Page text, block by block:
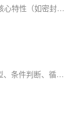
2025年最新Java学习路线图，涵盖基础环境搭建、核心特性（如密封类、虚拟线程）、模块化开发、响应式编程、主流框架（Spring Boot 3、Spring Security 6）、数据库操作（JPA + Hibernate 6）及微服务实战，助你掌握企业级开发技能。
本文介绍Java入门基础，包含Hello World、变量类型、条件判断、循环及方法定义等核心语法示例，帮助初学者快速掌握Java编程基本结构与逻辑。